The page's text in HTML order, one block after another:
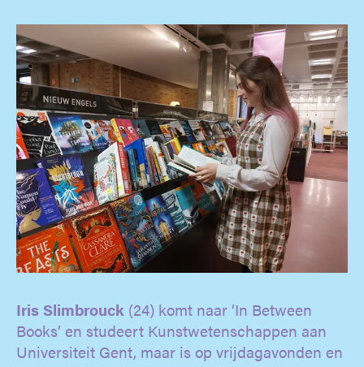
Iris Slimbrouck (24) komt naar ‘In Between
Books’ en studeert Kunstwetenschappen aan
Universiteit Gent, maar is op vrijdagavonden en